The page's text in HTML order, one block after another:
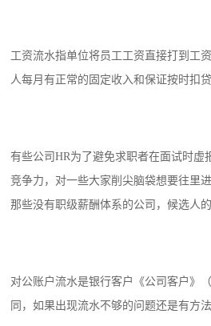
工资流水指单位将员工工资直接打到工
人每月有正常的固定收入和保证按时扣
有些公司HR为了避免求职者在面试时
竞争力，对一些大家削尖脑袋想要往里
那些没有职级薪酬体系的公司，候选人
对公账户流水是银行客户《公司客户》
同，如果出现流水不够的问题还是有方法